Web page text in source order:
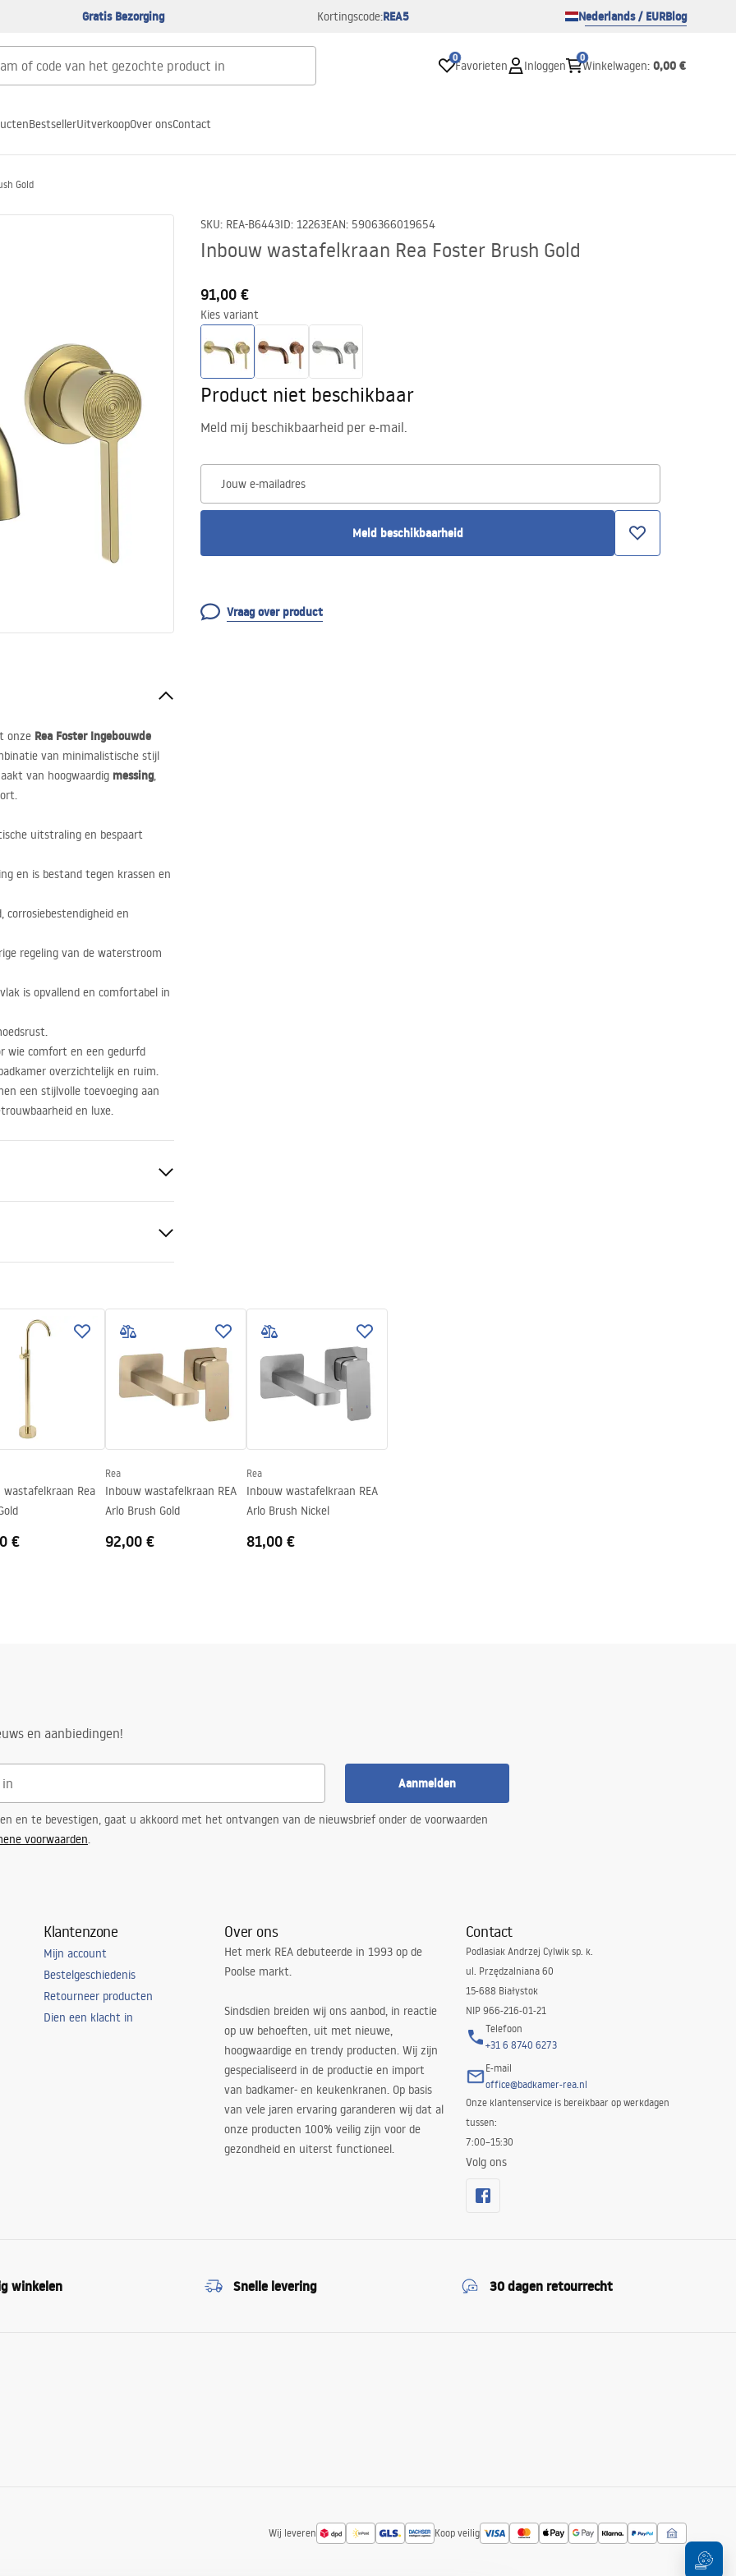
Gratis Bezorging Kortingscode:REA5 Nederlands / EURBlog
0
Favorieten Inloggen
0
Winkelwagen: 0,00 €
BestsellerUitverkoopOver onsContact
Gold
SKU: REA-B6443ID: 12263EAN: 5906366019654
Inbouw wastafelkraan Rea Foster Brush Gold
91,00 €
Kies variant
Product niet beschikbaar
Meld mij beschikbaarheid per e-mail.
Jouw e-mailadres
Meld beschikbaarheid
Vraag over product
onze Rea Foster Ingebouwde
van minimalistische stijl
van hoogwaardig messing,
uitstraling en bespaart
en is bestand tegen krassen en
en
regeling van de waterstroom
is opvallend en comfortabel in
wie comfort en een gedurfd
overzichtelijk en ruim.
een stijlvolle toevoeging aan
en luxe.
podt.pdf
wastafelkraan Rea
€
Rea
Inbouw wastafelkraan REA
Arlo Brush Gold
92,00 €
Rea
Inbouw wastafelkraan REA
Arlo Brush Nickel
81,00 €
en aanbiedingen!
Aanmelden
en te bevestigen, gaat u akkoord met het ontvangen van de nieuwsbrief onder de voorwaarden
voorwaarden.
Klantenzone
Mijn account
Bestelgeschiedenis
Retourneer producten
Dien een klacht in
Over ons
Het merk REA debuteerde in 1993 op de
Poolse markt.
Sindsdien breiden wij ons aanbod, in reactie
op uw behoeften, uit met nieuwe,
hoogwaardige en trendy producten. Wij zijn
gespecialiseerd in de productie en import
van badkamer- en keukenkranen. Op basis
van vele jaren ervaring garanderen wij dat al
onze producten 100% veilig zijn voor de
gezondheid en uiterst functioneel.
Contact
Podlasiak Andrzej Cylwik sp. k.
ul. Przędzalniana 60
15-688 Białystok
NIP 966-216-01-21
Telefoon
+31 6 8740 6273
E-mail
office@badkamer-rea.nl
Onze klantenservice is bereikbaar op werkdagen
tussen:
7:00–15:30
Volg ons
winkelen Snelle levering 30 dagen retourrecht
Wij leveren Koop veilig